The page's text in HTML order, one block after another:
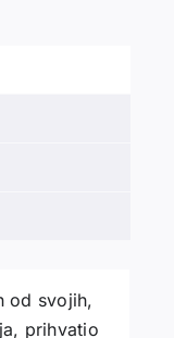
od svojih,
prihvatio